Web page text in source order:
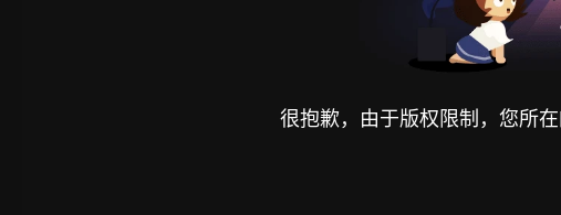
很抱歉，由于版权限制，您所